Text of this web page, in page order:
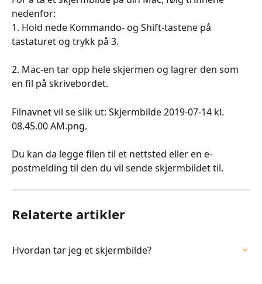
nedenfor:
1. Hold nede Kommando- og Shift-tastene på
tastaturet og trykk på 3.
2. Mac-en tar opp hele skjermen og lagrer den som
en fil på skrivebordet.
Filnavnet vil se slik ut: Skjermbilde 2019-07-14 kl.
08.45.00 AM.png.
Du kan da legge filen til et nettsted eller en e-
postmelding til den du vil sende skjermbildet til.
Relaterte artikler
Hvordan tar jeg et skjermbilde?